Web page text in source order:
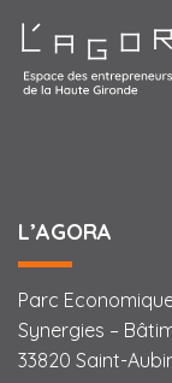
L’AGORA
Parc
Synergies –
33820 Saint-